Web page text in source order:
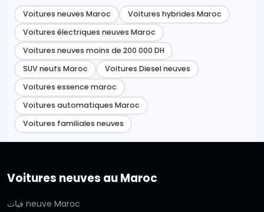
Voitures neuves Maroc
Voitures hybrides Maroc
Voitures électriques neuves Maroc
Voitures neuves moins de 200 000 DH
SUV neufs Maroc
Voitures Diesel neuves
Voitures essence maroc
Voitures automatiques Maroc
Voitures familiales neuves
Voitures neuves au Maroc
فيات neuve Maroc